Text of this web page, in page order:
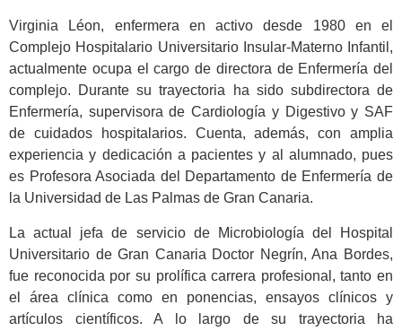
Virginia Léon, enfermera en activo desde 1980 en el
Complejo Hospitalario Universitario Insular-Materno Infantil,
actualmente ocupa el cargo de directora de Enfermería del
complejo. Durante su trayectoria ha sido subdirectora de
Enfermería, supervisora de Cardiología y Digestivo y SAF
de cuidados hospitalarios. Cuenta, además, con amplia
experiencia y dedicación a pacientes y al alumnado, pues
es Profesora Asociada del Departamento de Enfermería de
la Universidad de Las Palmas de Gran Canaria.
La actual jefa de servicio de Microbiología del Hospital
Universitario de Gran Canaria Doctor Negrín, Ana Bordes,
fue reconocida por su prolífica carrera profesional, tanto en
el área clínica como en ponencias, ensayos clínicos y
artículos científicos. A lo largo de su trayectoria ha